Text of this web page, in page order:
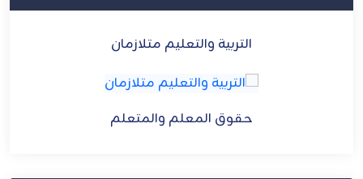
التربية والتعليم متلازمان
حقوق المعلم والمتعلم